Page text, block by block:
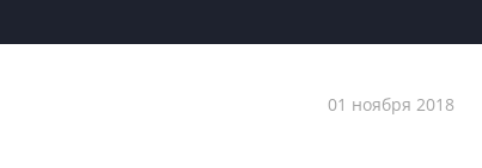
01 ноября 2018